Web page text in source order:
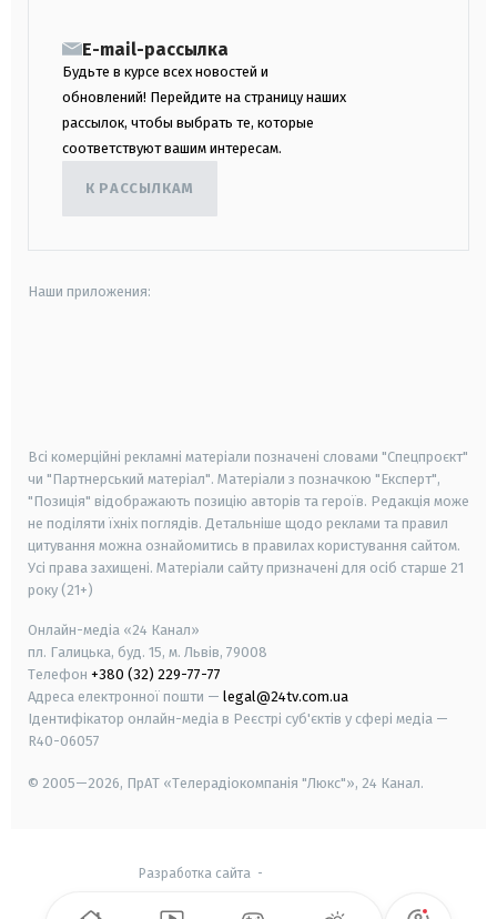
E-mail-рассылка
Будьте в курсе всех новостей и
обновлений! Перейдите на страницу наших
рассылок, чтобы выбрать те, которые
соответствуют вашим интересам.
К РАССЫЛКАМ
Наши приложения:
Всі комерційні рекламні матеріали позначені словами "Спецпроєкт"
чи "Партнерський матеріал". Матеріали з позначкою "Експерт",
"Позиція" відображають позицію авторів та героїв. Редакція може
не поділяти їхніх поглядів. Детальніше щодо реклами та правил
цитування можна ознайомитись в правилах користування сайтом.
Усі права захищені. Матеріали сайту призначені для осіб старше 21
року (21+)
Онлайн-медіа «24 Канал»
пл. Галицька, буд. 15, м. Львів, 79008
Телефон +380 (32) 229-77-77
Адреса електронної пошти — legal@24tv.com.ua
Ідентифікатор онлайн-медіа в Реєстрі суб'єктів у сфері медіа —
R40-06057
© 2005—2026, ПрАТ «Телерадіокомпанія "Люкс"», 24 Канал.
Разработка сайта -